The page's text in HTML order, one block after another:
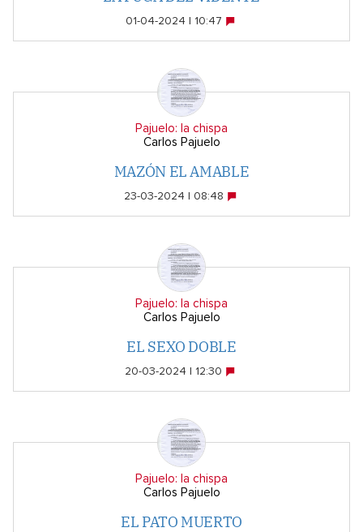
01-04-2024 | 10:47
Pajuelo: la chispa
Carlos Pajuelo
MAZÓN EL AMABLE
23-03-2024 | 08:48
Pajuelo: la chispa
Carlos Pajuelo
EL SEXO DOBLE
20-03-2024 | 12:30
Pajuelo: la chispa
Carlos Pajuelo
EL PATO MUERTO